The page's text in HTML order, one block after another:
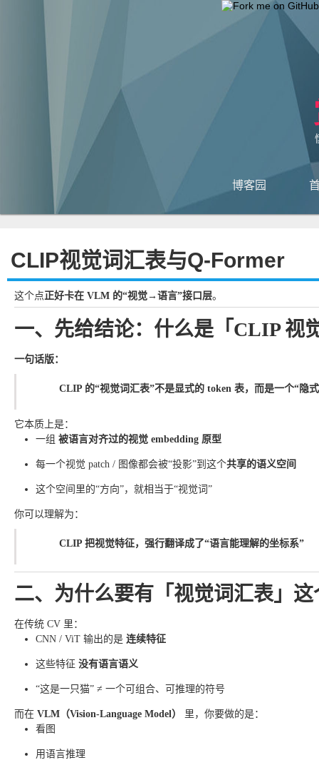
博客园
CLIP视觉词汇表与Q-Former
这个点正好卡在 VLM 的“视觉→语言”接口层。
一、先给结论：什么是「CLIP 视
一句话版：
CLIP 的“视觉词汇表”不是显式的 token 表，而是一个“隐
它本质上是：
一组 被语言对齐过的视觉 embedding 原型
每一个视觉 patch / 图像都会被“投影”到这个共享的语义空间
这个空间里的“方向”，就相当于“视觉词”
你可以理解为：
CLIP 把视觉特征，强行翻译成了“语言能理解的坐标系”
二、为什么要有「视觉词汇表」
在传统 CV 里：
CNN / ViT 输出的是 连续特征
这些特征 没有语言语义
“这是一只猫” ≠ 一个可组合、可推理的符号
而在 VLM（Vision-Language Model）
里，你要做的是：
看图
用语言推理